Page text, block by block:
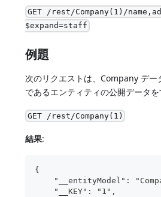
GET /rest/Company(1)/
$expand=staff
例題
次のリクエストは、Company デー
であるエンティティの公開データを
GET /rest/Company(1)
結果:
{
"__entityModel":
    "__KEY": "1",